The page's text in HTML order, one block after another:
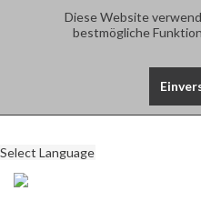
Diese Website
bestmögliche
Select Language